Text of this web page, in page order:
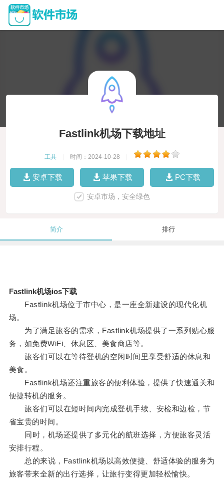
Fastlink机场下载地址
工具 时间：2024-10-28
安卓下载 苹果下载 PC下载
安卓市场，安全绿色
简介 排行
Fastlink机场ios下载
Fastlink机场位于市中心，是一座全新建设的现代化机
场。
为了满足旅客的需求，Fastlink机场提供了一系列贴心服
务，如免费WiFi、休息区、美食商店等。
旅客们可以在等待登机的空闲时间里享受舒适的休息和
美食。
Fastlink机场还注重旅客的便利体验，提供了快速通关和
便捷转机的服务。
旅客们可以在短时间内完成登机手续、安检和边检，节
省宝贵的时间。
同时，机场还提供了多元化的航班选择，方便旅客灵活
安排行程。
总的来说，Fastlink机场以高效便捷、舒适体验的服务为
旅客带来全新的出行选择，让旅行变得更加轻松愉快。